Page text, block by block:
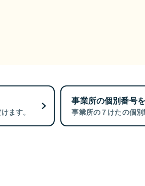
ます。
事業所の個別番号
事業所の７けたの個別